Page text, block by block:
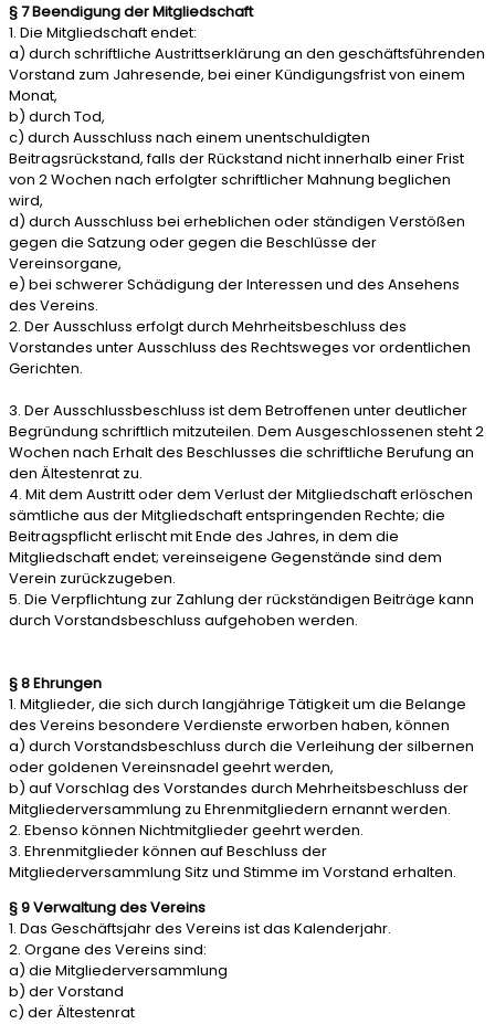
§ 7 Beendigung der Mitgliedschaft
1. Die Mitgliedschaft endet:
a) durch schriftliche Austrittserklärung an den geschäftsführenden
Vorstand zum Jahresende, bei einer Kündigungsfrist von einem
Monat,
b) durch Tod,
c) durch Ausschluss nach einem unentschuldigten
Beitragsrückstand, falls der Rückstand nicht innerhalb einer Frist
von 2 Wochen nach erfolgter schriftlicher Mahnung beglichen
wird,
d) durch Ausschluss bei erheblichen oder ständigen Verstößen
gegen die Satzung oder gegen die Beschlüsse der
Vereinsorgane,
e) bei schwerer Schädigung der Interessen und des Ansehens
des Vereins.
2. Der Ausschluss erfolgt durch Mehrheitsbeschluss des
Vorstandes unter Ausschluss des Rechtsweges vor ordentlichen
Gerichten.
3. Der Ausschlussbeschluss ist dem Betroffenen unter deutlicher
Begründung schriftlich mitzuteilen. Dem Ausgeschlossenen steht 2
Wochen nach Erhalt des Beschlusses die schriftliche Berufung an
den Ältestenrat zu.
4. Mit dem Austritt oder dem Verlust der Mitgliedschaft erlöschen
sämtliche aus der Mitgliedschaft entspringenden Rechte; die
Beitragspflicht erlischt mit Ende des Jahres, in dem die
Mitgliedschaft endet; vereinseigene Gegenstände sind dem
Verein zurückzugeben.
5. Die Verpflichtung zur Zahlung der rückständigen Beiträge kann
durch Vorstandsbeschluss aufgehoben werden.
§ 8 Ehrungen
1. Mitglieder, die sich durch langjährige Tätigkeit um die Belange
des Vereins besondere Verdienste erworben haben, können
a) durch Vorstandsbeschluss durch die Verleihung der silbernen
oder goldenen Vereinsnadel geehrt werden,
b) auf Vorschlag des Vorstandes durch Mehrheitsbeschluss der
Mitgliederversammlung zu Ehrenmitgliedern ernannt werden.
2. Ebenso können Nichtmitglieder geehrt werden.
3. Ehrenmitglieder können auf Beschluss der
Mitgliederversammlung Sitz und Stimme im Vorstand erhalten.
§ 9 Verwaltung des Vereins
1. Das Geschäftsjahr des Vereins ist das Kalenderjahr.
2. Organe des Vereins sind:
a) die Mitgliederversammlung
b) der Vorstand
c) der Ältestenrat